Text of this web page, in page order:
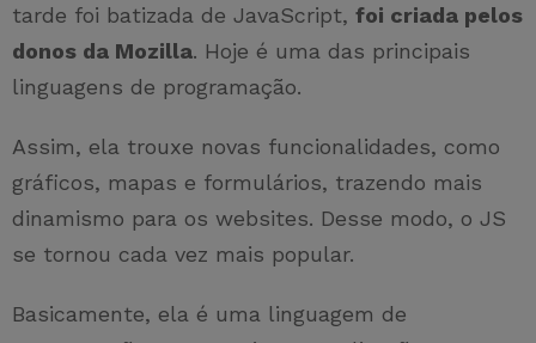
tarde foi batizada de JavaScript, foi criada pelos
donos da Mozilla. Hoje é uma das principais
linguagens de programação.
Assim, ela trouxe novas funcionalidades, como
gráficos, mapas e formulários, trazendo mais
dinamismo para os websites. Desse modo, o JS
se tornou cada vez mais popular.
Basicamente, ela é uma linguagem de